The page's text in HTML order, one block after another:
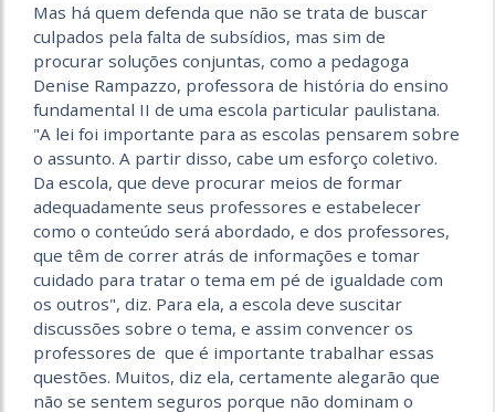
Mas há quem defenda que não se trata de buscar
culpados pela falta de subsídios, mas sim de
procurar soluções conjuntas, como a pedagoga
Denise Rampazzo, professora de história do ensino
fundamental II de uma escola particular paulistana.
"A lei foi importante para as escolas pensarem sobre
o assunto. A partir disso, cabe um esforço coletivo.
Da escola, que deve procurar meios de formar
adequadamente seus professores e estabelecer
como o conteúdo será abordado, e dos professores,
que têm de correr atrás de informações e tomar
cuidado para tratar o tema em pé de igualdade com
os outros", diz. Para ela, a escola deve suscitar
discussões sobre o tema, e assim convencer os
professores de que é importante trabalhar essas
questões. Muitos, diz ela, certamente alegarão que
não se sentem seguros porque não dominam o